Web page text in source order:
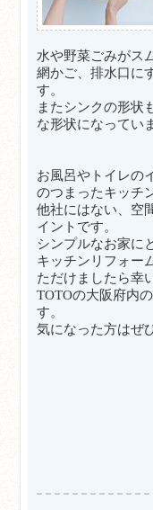
水や野菜ごみがス
網かご、排水口に
す。
またシンクの形状
な形状になってい
お風呂やトイレの
のつまったキッチ
他社にはない、空
イントです。
シンプルなお家に
キッチンリフォー
ただけましたら幸
TOTOの大阪府内
す。
気になった方はぜ